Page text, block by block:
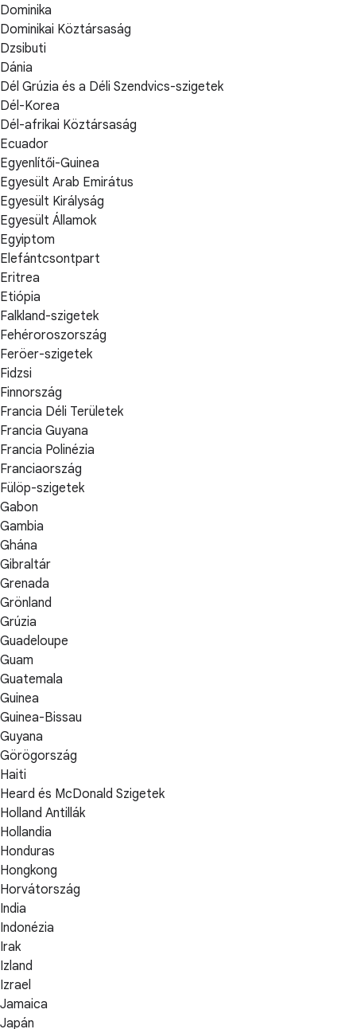
Dominika
Dominikai Köztársaság
Dzsibuti
Dánia
Dél Grúzia és a Déli Szendvics-szigetek
Dél-Korea
Dél-afrikai Köztársaság
Ecuador
Egyenlítői-Guinea
Egyesült Arab Emirátus
Egyesült Királyság
Egyesült Államok
Egyiptom
Elefántcsontpart
Eritrea
Etiópia
Falkland-szigetek
Fehéroroszország
Feröer-szigetek
Fidzsi
Finnország
Francia Déli Területek
Francia Guyana
Francia Polinézia
Franciaország
Fülöp-szigetek
Gabon
Gambia
Ghána
Gibraltár
Grenada
Grönland
Grúzia
Guadeloupe
Guam
Guatemala
Guinea
Guinea-Bissau
Guyana
Görögország
Haiti
Heard és McDonald Szigetek
Holland Antillák
Hollandia
Honduras
Hongkong
Horvátország
India
Indonézia
Irak
Izland
Izrael
Jamaica
Japán